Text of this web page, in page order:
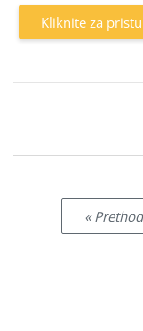
Kliknite za
«